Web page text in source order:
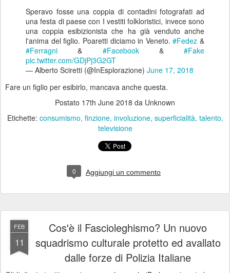
Speravo fosse una coppia di contadini fotografati ad
una festa di paese con I vestiti folkloristici, invece sono
una coppia esibizionista che ha già venduto anche
l'anima del figlio. Poaretti diciamo in Veneto.#Fedez &
#Ferragni & #Facebook& #Fake
pic.twitter.com/GDjPj3G2GT
— Alberto Sciretti (@InEsplorazione) June 17, 2018
Fare un figlio per esibirlo, mancava anche questa.
Postato 17th June 2018 da Unknown
Etichette: consumismo finzione involuzione superficialità talento
televisione
0 Aggiungi un commento
FEB
11
Cos'è il Fascioleghismo? Un nuovo
squadrismo culturale protetto ed avallato
dalle forze di Polizia Italiane